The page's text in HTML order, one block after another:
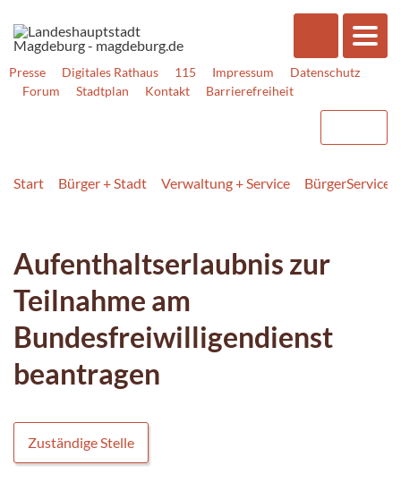
Presse Digitales Rathaus 115 Impressum
Datenschutz
Forum
Stadtplan Kontakt Barrierefreiheit
Start Bürger + Stadt Verwaltung + Service BürgerService
Aufenthaltserlaubnis zur
Teilnahme am
Bundesfreiwilligendienst
beantragen
Zuständige Stelle